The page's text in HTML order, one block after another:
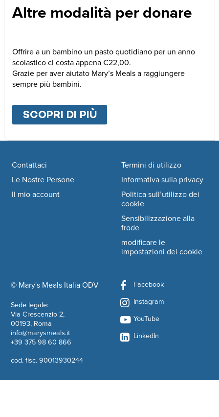
Altre modalità per donare
Offrire a un bambino un pasto quotidiano per un anno
scolastico ci costa appena €22,00.
Grazie per aver aiutato Mary’s Meals a raggiungere
sempre più bambini.
SCOPRI DI PIÙABOUT
Footer navigation
© Mary's Meals Italia ODVcompany information
Sede legale:
Via Crescenzio 2,
00193, Roma
info@marysmeals.it
+39 375 98 60 866
cod. fisc. 90013930244
Contattaci
Le Nostre Persone
Il mio account
Termini di utilizzo
Informativa sulla privacy
Politica sull’utilizzo dei
cookie
Sensibilizzazione alla
frode
modificare le
impostazioni dei cookie
Facebook
Instagram
YouTube
LinkedIn